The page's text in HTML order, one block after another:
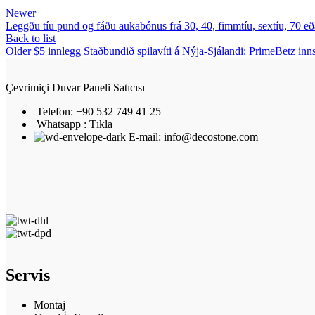
Newer
Leggðu tíu pund og fáðu aukabónus frá 30, 40, fimmtíu, sextíu, 70
Back to list
Older $5 innlegg Staðbundið spilavíti á Nýja-Sjálandi: PrimeBetz
Çevrimiçi Duvar Paneli Satıcısı
Telefon: +90 532 749 41 25
Whatsapp : Tıkla
E-mail: info@decostone.com
Servis
Montaj